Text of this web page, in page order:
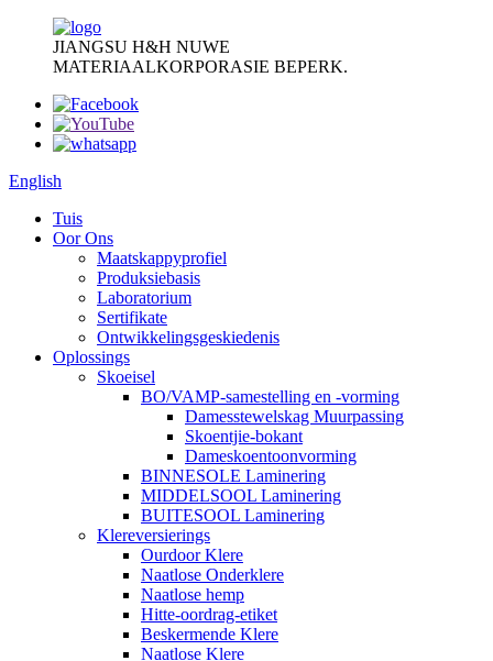
JIANGSU H&H NUWE
MATERIAALKORPORASIE BEPERK.
English
Tuis
Oor Ons
Maatskappyprofiel
Produksiebasis
Laboratorium
Sertifikate
Ontwikkelingsgeskiedenis
Oplossings
Skoeisel
BO/VAMP-samestelling en -vorming
Damesstewelskag Muurpassing
Skoentjie-bokant
Dameskoentoonvorming
BINNESOLE Laminering
MIDDELSOOL Laminering
BUITESOOL Laminering
Klereversierings
Ourdoor Klere
Naatlose Onderklere
Naatlose hemp
Hitte-oordrag-etiket
Beskermende Klere
Naatlose Klere